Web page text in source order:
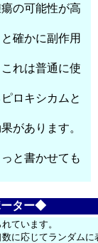
の可能性が高
確かに副作用
れは普通に使
ロキシカムと
があります。
と書かせても
ーター◆
ています。
に応じてランダムに